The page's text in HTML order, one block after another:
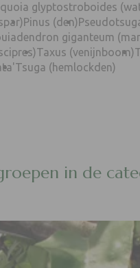
glyptostroboides
Pinus (den)
giganteum
Taxus (venijnboom)
Tsuga (hemlockden)
in de